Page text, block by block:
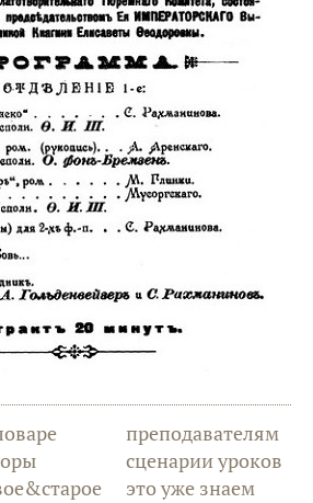
преподавателям
сценарии уроков
это уже знаем